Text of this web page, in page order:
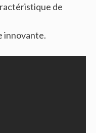
de
innovante.